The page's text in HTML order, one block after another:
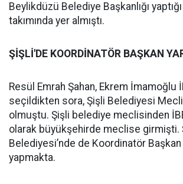
Beylikdüzü Belediye Başkanlığı
takımında yer almıştı.
ŞİŞLİ'DE KOORDİNATÖR BAŞKAN
Resül Emrah Şahan, Ekrem İmamoğlu
seçildikten sora, Şişli Belediyesi
olmuştu. Şişli belediye meclisinden
olarak büyükşehirde meclise girmişti.
Belediyesi’nde de Koordinatör Başkan
yapmakta.